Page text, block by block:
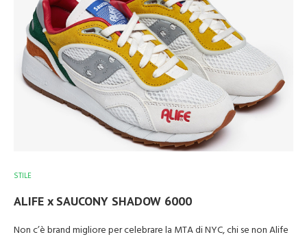
STILE
ALIFE x SAUCONY SHADOW 6000
Non c’è brand migliore per celebrare la MTA di NYC, chi se non Alife